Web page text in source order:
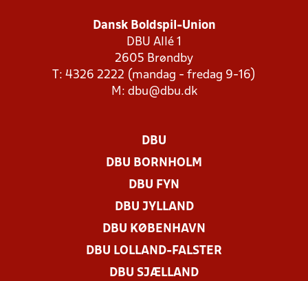
Dansk Boldspil-Union
DBU Allé 1
2605 Brøndby
T: 4326 2222 (mandag - fredag 9-16)
M: dbu@dbu.dk
DBU
DBU BORNHOLM
DBU FYN
DBU JYLLAND
DBU KØBENHAVN
DBU LOLLAND-FALSTER
DBU SJÆLLAND